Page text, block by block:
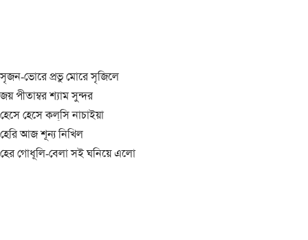
সৃজন-ভোরে প্রভু মোরে সৃজিলে
জয় পীতাম্বর শ্যাম সুন্দর
হেসে হেসে কল্‌সি নাচাইয়া
হেরি আজ শূন্য নিখিল
হের গোধূলি-বেলা সই ঘনিয়ে এলো